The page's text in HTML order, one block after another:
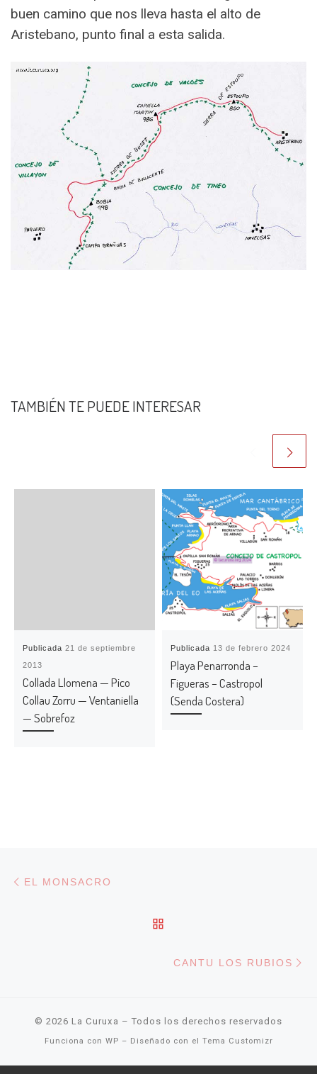
buen camino que nos lleva hasta el alto de
Aristebano, punto final a esta salida.
TAMBIÉN TE PUEDE INTERESAR
Publicada21 de septiembre
2013
Collada Llomena — Pico
Collau Zorru — Ventaniella
— Sobrefoz
Publicada 13 de febrero 2024
Playa Penarronda –
Figueras – Castropol
(Senda Costera)
Navegación de entradas
EL MONSACRO
CANTU LOS RUBIOS
© 2026 La Curuxa – Todos los derechos reservados
Funciona con WP – Diseñado con el Tema Customizr